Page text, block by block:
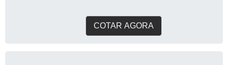
COTAR AGORA